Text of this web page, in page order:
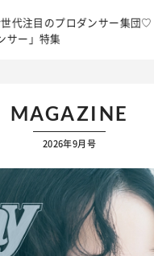
分”が大切！くずれないメイク
選
MAGAZINE
2026年9月号